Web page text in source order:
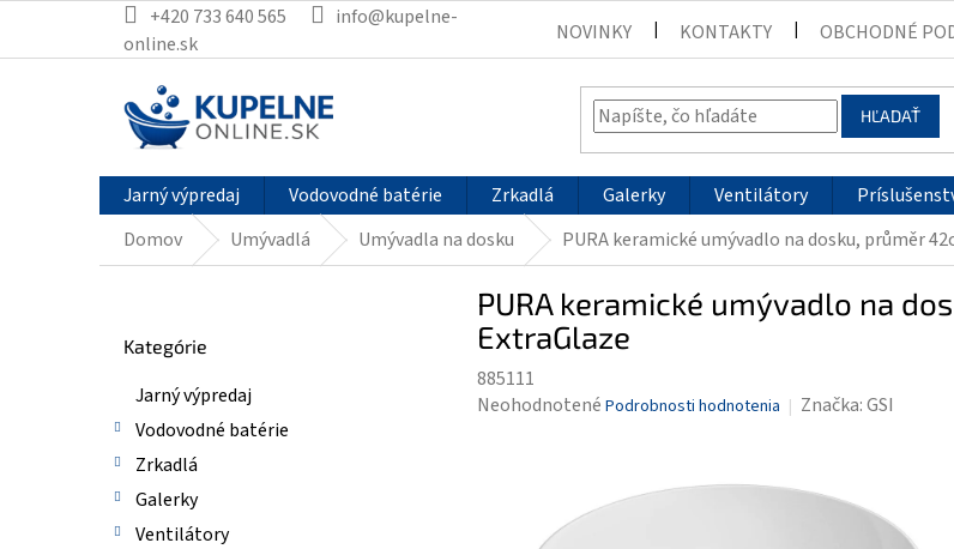
obsah
+420 733 640 565
info@kupelne-
online.sk
NOVINKY KONTAKTY OBCHODNÉ
HĽADAŤ
Jarný výpredaj Vodovodné batérie Zrkadlá Galerky Ventilátory
Domov
Umývadlá Umývadla na dosku PURA keramické umývadlo na dosku, průměr
kategórie
Kategórie
Jarný výpredaj
Vodovodné batérie
Zrkadlá
Galerky
Ventilátory
PURA keramické umývadlo na
ExtraGlaze
885111
Priemerné
Neohodnotené Podrobnosti hodnotenia Značka:GSI